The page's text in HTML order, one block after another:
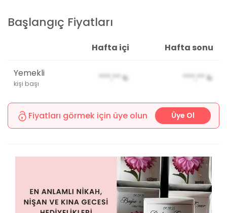
Başlangıç Fiyatları
Hafta içi Hafta sonu
Yemekli
kişi başı
***,** ₺ ***,** ₺
Fiyatları görmek için üye olun Üye Ol